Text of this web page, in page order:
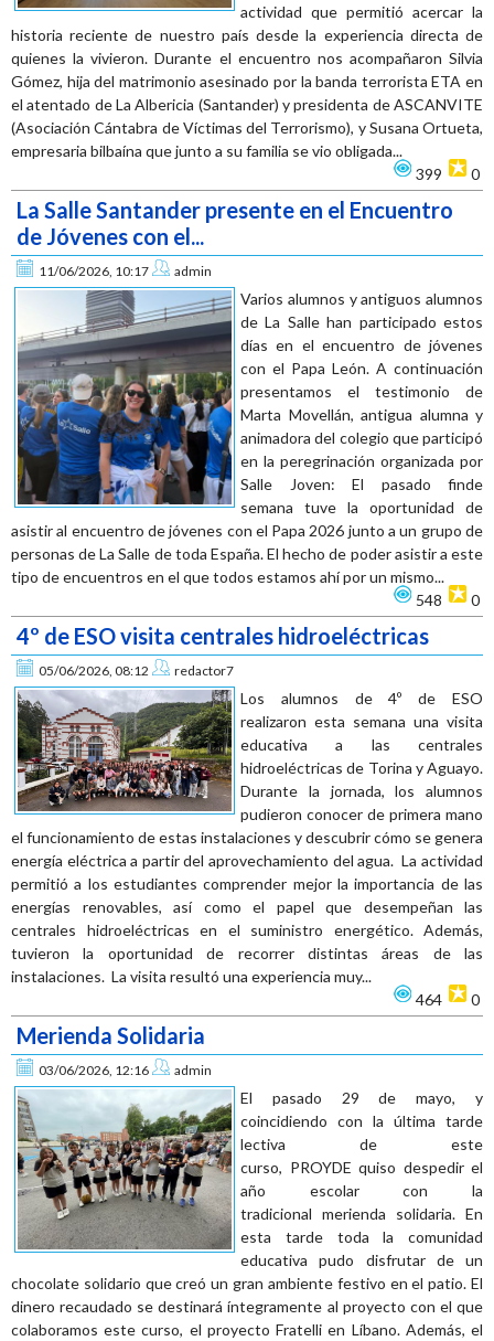
actividad que permitió acercar la
historia reciente de nuestro país desde la experiencia directa de
quienes la vivieron. Durante el encuentro nos acompañaron Silvia
Gómez, hija del matrimonio asesinado por la banda terrorista ETA en
el atentado de La Albericia (Santander) y presidenta de ASCANVITE
(Asociación Cántabra de Víctimas del Terrorismo), y Susana Ortueta,
empresaria bilbaína que junto a su familia se vio obligada...
399
0
La Salle Santander presente en el Encuentro
de Jóvenes con el...
11/06/2026, 10:17 admin
Varios alumnos y antiguos alumnos
de La Salle han participado estos
días en el encuentro de jóvenes
con el Papa León. A continuación
presentamos el testimonio de
Marta Movellán, antigua alumna y
animadora del colegio que participó
en la peregrinación organizada por
Salle Joven: El pasado finde
semana tuve la oportunidad de
asistir al encuentro de jóvenes con el Papa 2026 junto a un grupo de
personas de La Salle de toda España. El hecho de poder asistir a este
tipo de encuentros en el que todos estamos ahí por un mismo...
548
0
4º de ESO visita centrales hidroeléctricas
05/06/2026, 08:12 redactor7
Los alumnos de 4º de ESO
realizaron esta semana una visita
educativa a las centrales
hidroeléctricas de Torina y Aguayo.
Durante la jornada, los alumnos
pudieron conocer de primera mano
el funcionamiento de estas instalaciones y descubrir cómo se genera
energía eléctrica a partir del aprovechamiento del agua. La actividad
permitió a los estudiantes comprender mejor la importancia de las
energías renovables, así como el papel que desempeñan las
centrales hidroeléctricas en el suministro energético. Además,
tuvieron la oportunidad de recorrer distintas áreas de las
instalaciones. La visita resultó una experiencia muy...
464
0
Merienda Solidaria
03/06/2026, 12:16 admin
El pasado 29 de mayo, y
coincidiendo con la última tarde
lectiva de este
curso, PROYDE quiso despedir el
año escolar con la
tradicional merienda solidaria. En
esta tarde toda la comunidad
educativa pudo disfrutar de un
chocolate solidario que creó un gran ambiente festivo en el patio. El
dinero recaudado se destinará íntegramente al proyecto con el que
colaboramos este curso, el proyecto Fratelli en Líbano. Además, el